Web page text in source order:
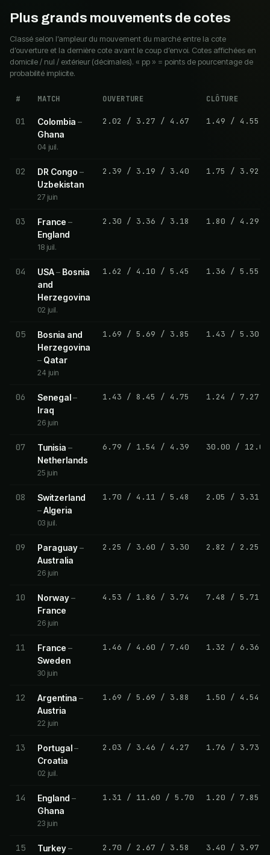
Plus grands mouvements de cotes
Classé selon l’ampleur du mouvement du marché entre la cote
d’ouverture et la dernière cote avant le coup d’envoi. Cotes affichées en
domicile / nul / extérieur (décimales). « pp » = points de pourcentage de
probabilité implicite.
# MATCH OUVERTURE CLÔTURE
01 Colombia –
Ghana
04 juil.
2.02 / 3.27 / 4.67 1.49 / 4.55
02 DR Congo –
Uzbekistan
27 juin
2.39 / 3.19 / 3.40 1.75 / 3.92
03 France –
England
18 juil.
2.30 / 3.36 / 3.18 1.80 / 4.29
04 USA– Bosnia
and
Herzegovina
02 juil.
1.62 / 4.10 / 5.45 1.36 / 5.55
05
Bosnia and
Herzegovina
– Qatar
24 juin
1.69 / 5.69 / 3.85 1.43 / 5.30
06 Senegal–
Iraq
26 juin
1.43 / 8.45 / 4.75 1.24 / 7.27
07 Tunisia –
Netherlands
25 juin
6.79 / 1.54 / 4.39 30.00 / 12.00
08
Switzerland
–Algeria
03 juil.
1.70 / 4.11 / 5.48 2.05 / 3.31
09 Paraguay–
Australia
26 juin
2.25 / 3.60 / 3.30 2.82 / 2.25
10 Norway–
France
26 juin
4.53 / 1.86 / 3.74 7.48 / 5.71
11 France –
Sweden
30 juin
1.46 / 4.60 / 7.40 1.32 / 6.36
12 Argentina –
Austria
22 juin
1.69 / 5.69 / 3.88 1.50 / 4.54
13 Portugal–
Croatia
02 juil.
2.03 / 3.46 / 4.27 1.76 / 3.73
14 England –
Ghana
23 juin
1.31 / 11.60 / 5.70 1.20 / 7.85
15 Turkey–
2.70 / 2.67 / 3.58 3.40 / 3.97